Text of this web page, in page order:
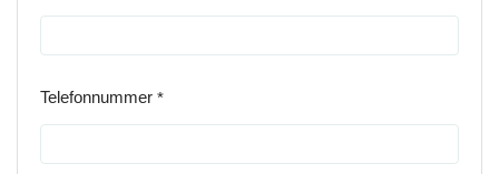
Telefonnummer